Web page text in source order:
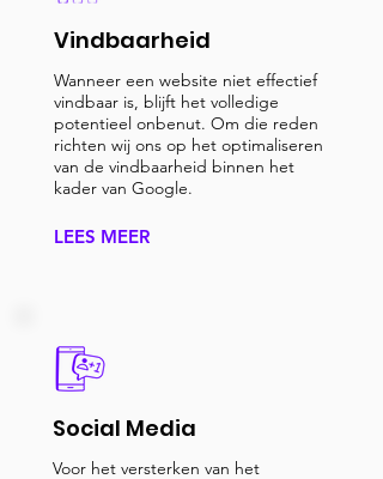
Vindbaarheid
Wanneer een website niet effectief
vindbaar is, blijft het volledige
potentieel onbenut. Om die reden
richten wij ons op het optimaliseren
van de vindbaarheid binnen het
kader van Google.
LEES MEER
Social Media
Voor het versterken van het